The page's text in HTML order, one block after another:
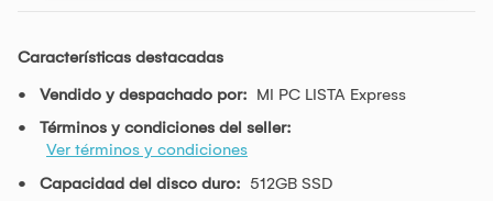
Características destacadas
Vendido y despachado por: MI PC LISTA Express
Términos y condiciones del seller:
Ver términos y condiciones
Capacidad del disco duro: 512GB SSD